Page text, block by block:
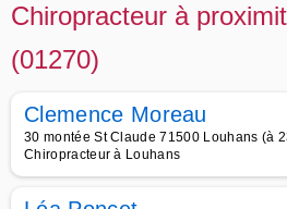
Chiropracteur à
(01270)
Clemence Moreau
30 montée St Claude 71500 Louhans (à
Chiropracteur à Louhans